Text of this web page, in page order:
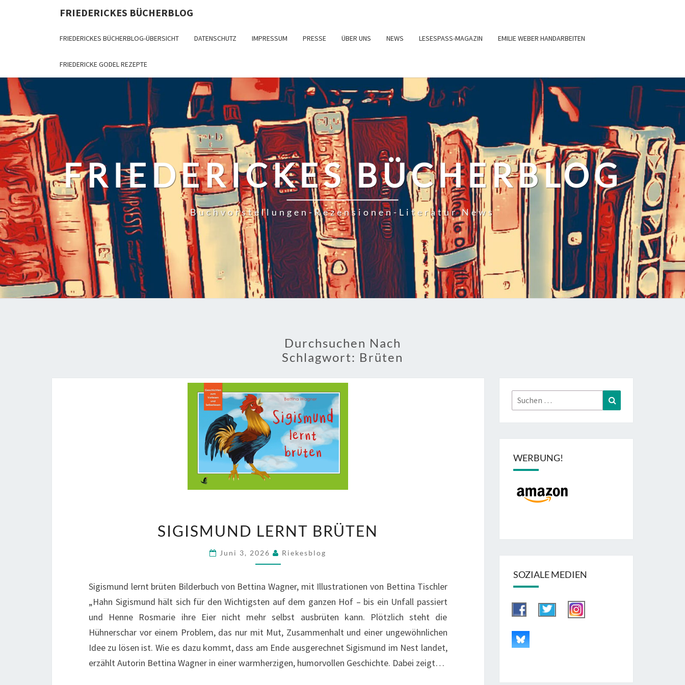
FRIEDERICKES BÜCHERBLOG
FRIEDERICKES BÜCHERBLOG-ÜBERSICHT DATENSCHUTZ IMPRESSUM PRESSE ÜBER UNS NEWS LESESPASS-MAGAZIN EMILIE WEBER HANDARBEITEN
FRIEDERICKE GODEL REZEPTE
FRIEDERICKES BÜCHERBLOG
Buchvorstellungen-Rezensionen-Literatur News
Durchsuchen Nach
Schlagwort: Brüten
LERNT
BRÜTEN
SIGISMUND LERNT BRÜTEN
Juni 3, 2026 Riekesblog
Sigismund lernt brüten Bilderbuch von Bettina Wagner, mit Illustrationen von Bettina Tischler
„Hahn Sigismund hält sich für den Wichtigsten auf dem ganzen Hof – bis ein Unfall passiert
und Henne Rosmarie ihre Eier nicht mehr selbst ausbrüten kann. Plötzlich steht die
Hühnerschar vor einem Problem, das nur mit Mut, Zusammenhalt und einer ungewöhnlichen
Idee zu lösen ist. Wie es dazu kommt, dass am Ende ausgerechnet Sigismund im Nest landet,
erzählt Autorin Bettina Wagner in einer warmherzigen, humorvollen Geschichte. Dabei zeigt…
Suchen
nach:
WERBUNG!
SOZIALE MEDIEN